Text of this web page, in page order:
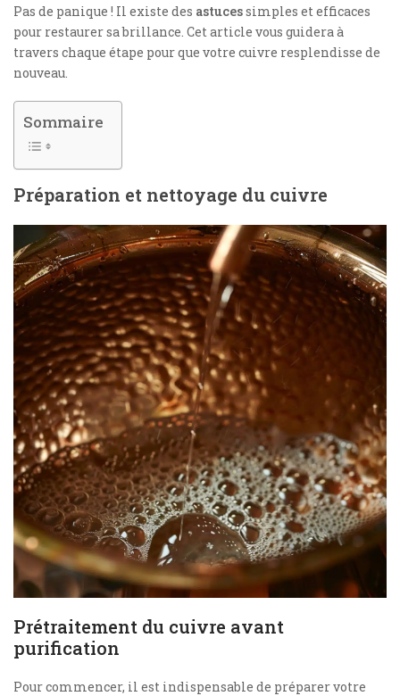
Pas de panique ! Il existe des astucessimples et efficaces
pour restaurer sa brillance. Cet article vous guidera à
travers chaque étape pour que votre cuivre resplendisse de
nouveau.
Sommaire
Préparation et nettoyage du cuivre
Prétraitement du cuivre avant
purification
Pour commencer, il est indispensable de préparer votre